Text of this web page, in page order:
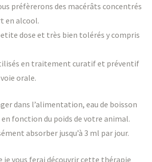
préfèrerons des macérâts concentrés
en alcool.
dose et très bien tolérés y compris
en traitement curatif et préventif
orale.
dans l’alimentation, eau de boisson
en fonction du poids de votre animal.
absorber jusqu’à 3 ml par jour.
je vous ferai découvrir cette thérapie